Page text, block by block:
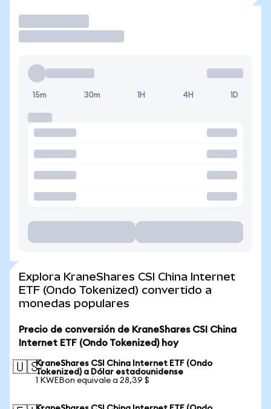
15m 30m 1H 4H 1D
Explora KraneShares CSI China Internet
ETF (Ondo Tokenized) convertido a
monedas populares
Precio de conversión de KraneShares CSI China
Internet ETF (Ondo Tokenized) hoy
🇺🇸KraneShares CSI China Internet ETF (Ondo
Tokenized) a Dólar estadounidense
1 KWEBon equivale a 28,39 $